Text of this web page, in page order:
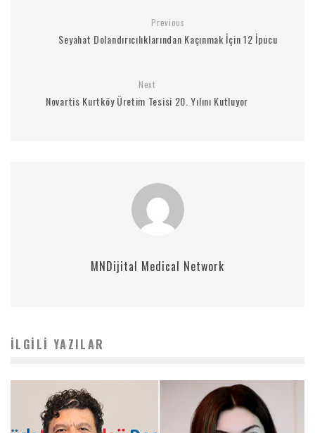
Previous
Seyahat Dolandırıcılıklarından Kaçınmak İçin 12 İpucu
Next
Novartis Kurtköy Üretim Tesisi 20. Yılını Kutluyor
MNDijital Medical Network
İLGILI YAZILAR